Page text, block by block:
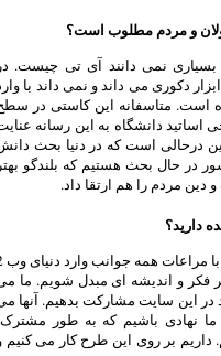
و مردم مطلوب است؟
نمی دانند آی تی چیست.
دکوری می داند و نمی داند با
است. متاسفانه این کاستی در
دانشگاه به این رسانه
این درحالی است که در دنیا بحث
این کشور در حال بحث هستیم که بلندگو
مردم را هم ارتقا داد.
دارید؟
با توجه به تعاملی شدن
فکر و اندیشه ای مبدل شویم. ما
در این سایت مشارکت بدهیم. آنها
ما نهادی باشیم که به طور
داریم بر روی این طرح کار می کنیم